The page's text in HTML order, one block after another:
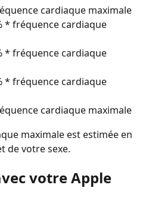
cardiaque maximale
* fréquence cardiaque
* fréquence cardiaque
* fréquence cardiaque
cardiaque maximale
maximale est estimée en
de votre sexe.
votre Apple